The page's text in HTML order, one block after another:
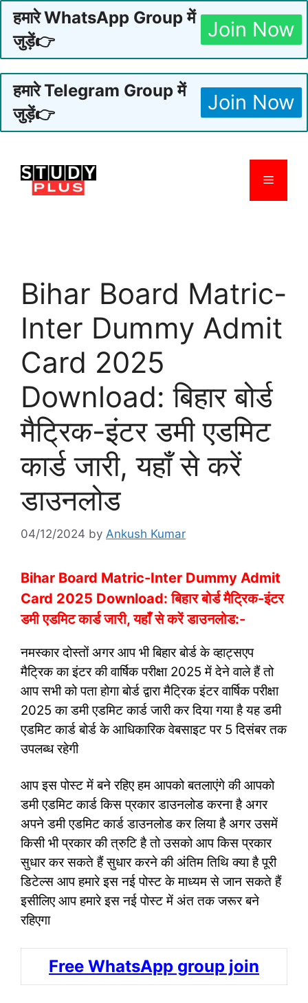
हमारे WhatsApp Group में
जुड़ें👉
Join Now
हमारे Telegram Group में
जुड़ें👉
Join Now
content
Menu
Bihar Board Matric-
Inter Dummy Admit
Card 2025
Download: बिहार बोर्ड
मैट्रिक-इंटर डमी एडमिट
कार्ड जारी, यहाँ से करें
डाउनलोड
04/12/2024 by Ankush Kumar
Bihar Board Matric-Inter Dummy Admit
Card 2025 Download: बिहार बोर्ड मैट्रिक-इंटर
डमी एडमिट कार्ड जारी, यहाँ से करें डाउनलोड:-
नमस्कार दोस्तों अगर आप भी बिहार बोर्ड के व्हाट्सएप
मैट्रिक का इंटर की वार्षिक परीक्षा 2025 में देने वाले हैं तो
आप सभी को पता होगा बोर्ड द्वारा मैट्रिक इंटर वार्षिक परीक्षा
2025 का डमी एडमिट कार्ड जारी कर दिया गया है यह डमी
एडमिट कार्ड बोर्ड के आधिकारिक वेबसाइट पर 5 दिसंबर तक
उपलब्ध रहेगी
आप इस पोस्ट में बने रहिए हम आपको बतलाएंगे की आपको
डमी एडमिट कार्ड किस प्रकार डाउनलोड करना है अगर
अपने डमी एडमिट कार्ड डाउनलोड कर लिया है अगर उसमें
किसी भी प्रकार की त्रुटि है तो उसको आप किस प्रकार
सुधार कर सकते हैं सुधार करने की अंतिम तिथि क्या है पूरी
डिटेल्स आप हमारे इस नई पोस्ट के माध्यम से जान सकते हैं
इसीलिए आप हमारे इस नई पोस्ट में अंत तक जरूर बने
रहिएगा
Free WhatsApp group join